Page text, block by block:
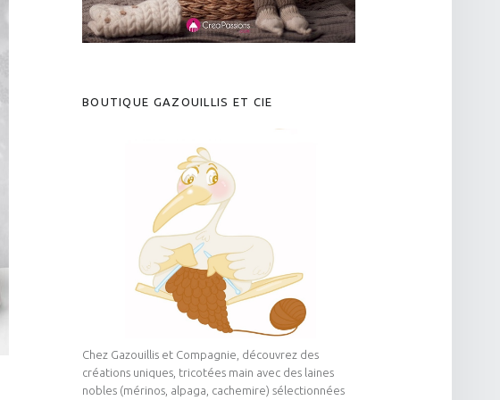
BOUTIQUE GAZOUILLIS ET CIE
Chez Gazouillis et Compagnie, découvrez des
créations uniques, tricotées main avec des laines
nobles (mérinos, alpaga, cachemire) sélectionnées